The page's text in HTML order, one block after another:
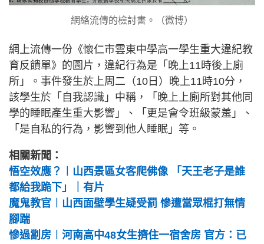
網絡流傳的檢討書。（微博）
網上流傳一份《懷仁市雲東中學高一學生重大違紀教
育反饋單》的圖片，違紀行為是「晚上11時後上廁
所」。事件發生於上周二（10日）晚上11時10分，
該學生於「自我認識」中稱，「晚上上廁所對其他同
學的睡眠產生重大影響」、「更是會令班級蒙羞」、
「是自私的行為，影響到他人睡眠」等。
相關新聞：
悟空效應？︱山西景區女客爬佛像 「天王老子是誰
都給我跪下」｜有片
魔鬼教官︱山西面壁學生疑受罰 慘遭當眾棍打無情
腳踹
慘過劏房︱河南高中48女生擠住一宿舍房 官方：已